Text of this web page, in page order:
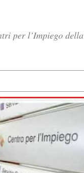
per l’Impiego della